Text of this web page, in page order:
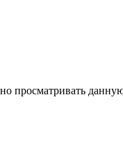
просматривать